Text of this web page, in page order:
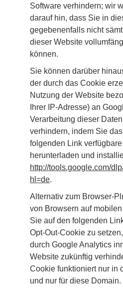
Software verhindern; wir
darauf hin, dass Sie in
gegebenenfalls nicht
dieser Website
können.
Sie können darüber
der durch das Cookie
Nutzung der Website
Ihrer IP-Adresse) an
Verarbeitung dieser
verhindern, indem Sie
folgenden Link
herunterladen und
http://tools.google.com/
hl=de.
Alternativ zum Browser-
von Browsern auf
Sie auf den folgenden
Opt-Out-Cookie zu
durch Google Analytics
Website zukünftig
Cookie funktioniert nur in
und nur für diese